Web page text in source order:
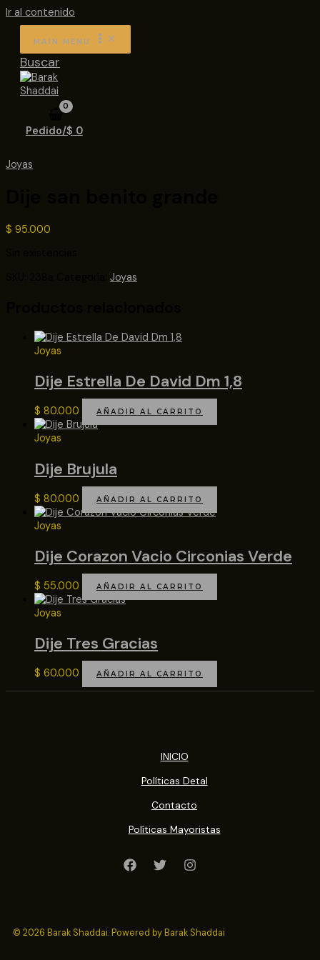
Ir al contenido
MAIN MENU
Buscar
Pedido/$ 0
Joyas
$ 95.000
Joyas
Joyas
Dije Estrella De David Dm 1,8
$ 80.000 AÑADIR AL CARRITO
Joyas
Dije Brujula
$ 80.000 AÑADIR AL CARRITO
Joyas
Dije Corazon Vacio Circonias Verde
$ 55.000 AÑADIR AL CARRITO
Joyas
Dije Tres Gracias
$ 60.000 AÑADIR AL CARRITO
INICIO
Políticas Detal
Contacto
Políticas Mayoristas
© 2026 Barak Shaddai. Powered by Barak Shaddai